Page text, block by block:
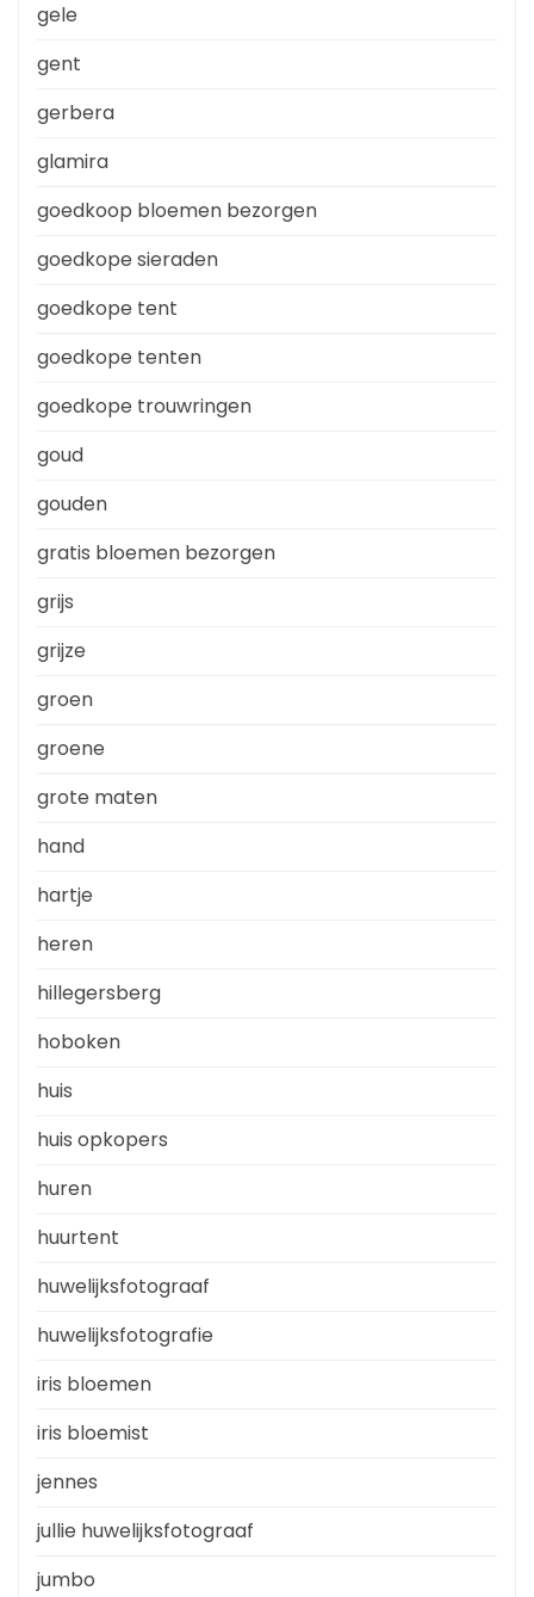
gele
gent
gerbera
glamira
goedkoop bloemen bezorgen
goedkope sieraden
goedkope tent
goedkope tenten
goedkope trouwringen
goud
gouden
gratis bloemen bezorgen
grijs
grijze
groen
groene
grote maten
hand
hartje
heren
hillegersberg
hoboken
huis
huis opkopers
huren
huurtent
huwelijksfotograaf
huwelijksfotografie
iris bloemen
iris bloemist
jennes
jullie huwelijksfotograaf
jumbo